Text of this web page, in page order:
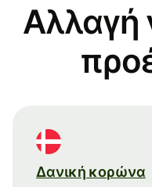
Αλλαγή
Δανική κορώνα